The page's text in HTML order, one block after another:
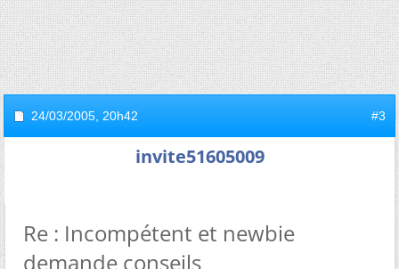
24/03/2005, 20h42 #3
invite51605009
Re : Incompétent et newbie
demande conseils